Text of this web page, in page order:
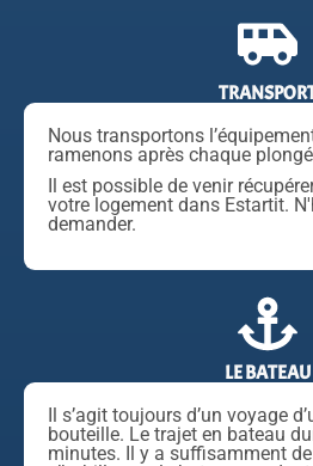
Nous transportons
ramenons après chaque
Il est possible de venir
votre logement dans Estartit.
demander.
LE BATEAU
Il s’agit toujours d’un voyage
bouteille. Le trajet en bateau
minutes. Il y a suffisamment